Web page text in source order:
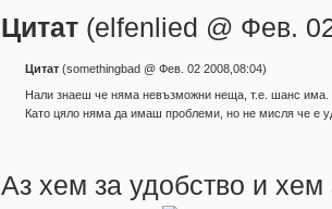
Цитат(elfenlied @ Фев.
Цитат(somethingbad @ Фев. 02 2008,08:04)
Нали знаеш че няма невъзможни неща, т.е. шанс има.
Като цяло няма да имаш проблеми, но не мисля че е
Аз хем за удобство и хем